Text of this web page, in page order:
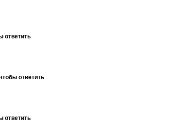
ответить
ответить
ответить